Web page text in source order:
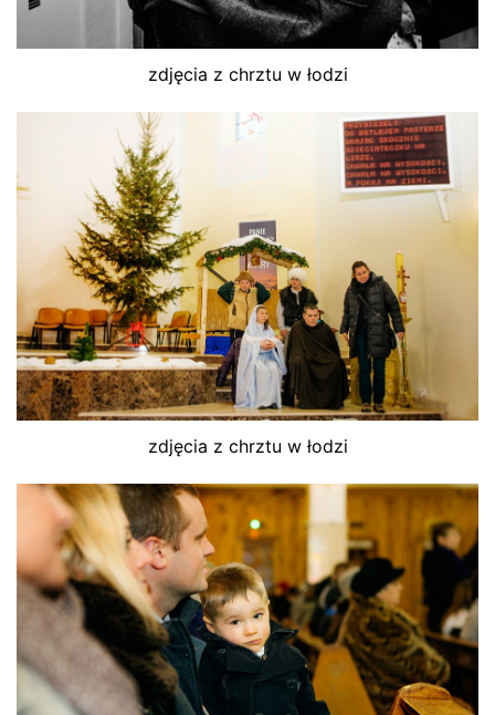
zdjęcia z chrztu w łodzi
zdjęcia z chrztu w łodzi